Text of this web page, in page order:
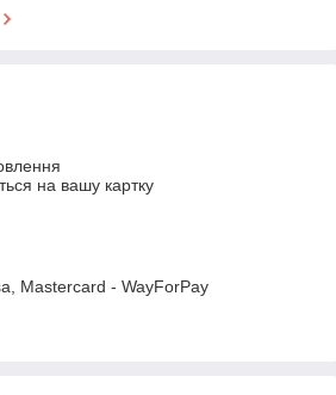
на вашу картку
Mastercard - WayForPay